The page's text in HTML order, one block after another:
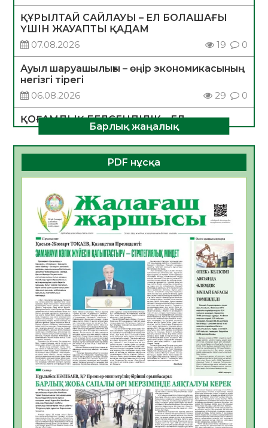
ҚҰРЫЛТАЙ САЙЛАУЫ – ЕЛ БОЛАШАҒЫ
ҮШІН ЖАУАПТЫ ҚАДАМ
07.08.2026
19 0
Ауыл шаруашылығы – өңір экономикасының
негізгі тірегі
06.08.2026
29 0
ҚОҒАМДЫҚ БЕЛСЕНДІЛІК – ЕЛ
ДАМУЫНЫҢ НЕГІЗІ
06.08.2026
28 0
ҚҰРЫЛТАЙ САЙЛАУЫ – БОЛАШАҚҚА
БАСТАР ЖАУАПТЫ ТАҢДАУ
06.08.2026
Инфекциялық ауруларға қарсы иммундау
жұмыстарының тиімділігі
06.08.2026
Көкжөтел ауруы туралы
06.08.2026
28
АПВ вакцинасы туралы мәлімет
06.08.2026
29
Open Air: Қызылорда облысы полиция
департаменті 20 мыңнан астам
көрерменнің қауіпсіздігін қамтамасыз етті
06.08.2026
40
ҚЫЗЫЛОРДАДА «САНАЛЫ ҰРПАҚ –
ЖАРҚЫН БОЛАШАҚ» АТТЫ КЕҢЕЙТІЛГЕН
Барлық жаңалық
PDF нұсқа